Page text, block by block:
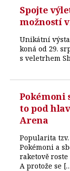
Spojte
možností
Unikátní
koná od 29.
s veletrhem
Pokémoni
to pod
Arena
Popularita
Pokémoni a
raketově
A protože se